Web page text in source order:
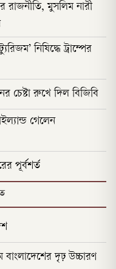
রাজনীতি, মুসলিম নারী
নিষিদ্ধে ট্রাম্পের
চেষ্টা রুখে দিল বিজিবি
গেলেন
পূর্বশর্ত
বাংলাদেশের দৃঢ় উচ্চারণ